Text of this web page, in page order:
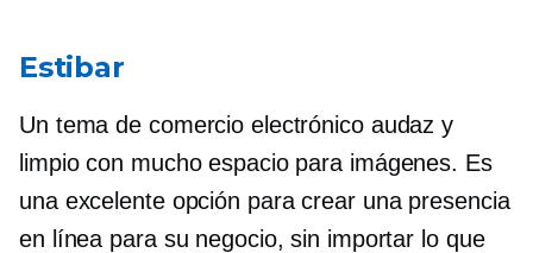
Estibar
Un tema de comercio electrónico audaz y
limpio con mucho espacio para imágenes. Es
una excelente opción para crear una presencia
en línea para su negocio, sin importar lo que